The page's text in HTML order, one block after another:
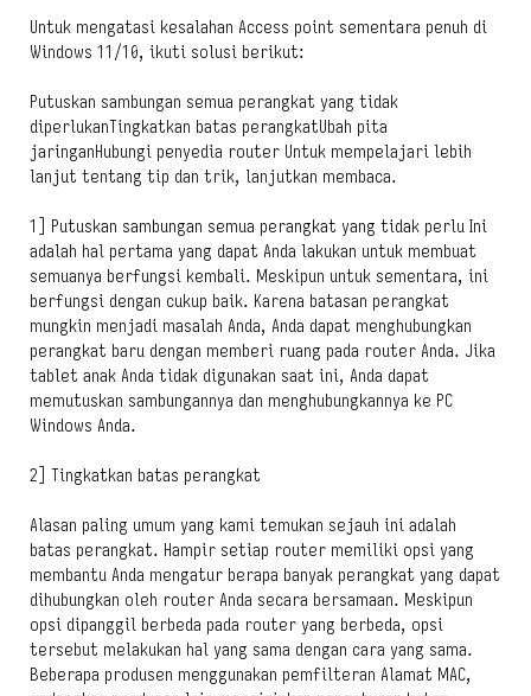
Untuk mengatasi kesalahan Access point sementara penuh di
Windows 11/10, ikuti solusi berikut:
Putuskan sambungan semua perangkat yang tidak
diperlukanTingkatkan batas perangkatUbah pita
jaringanHubungi penyedia router Untuk mempelajari lebih
lanjut tentang tip dan trik, lanjutkan membaca.
1] Putuskan sambungan semua perangkat yang tidak perlu Ini
adalah hal pertama yang dapat Anda lakukan untuk membuat
semuanya berfungsi kembali. Meskipun untuk sementara, ini
berfungsi dengan cukup baik. Karena batasan perangkat
mungkin menjadi masalah Anda, Anda dapat menghubungkan
perangkat baru dengan memberi ruang pada router Anda. Jika
tablet anak Anda tidak digunakan saat ini, Anda dapat
memutuskan sambungannya dan menghubungkannya ke PC
Windows Anda.
2] Tingkatkan batas perangkat
Alasan paling umum yang kami temukan sejauh ini adalah
batas perangkat. Hampir setiap router memiliki opsi yang
membantu Anda mengatur berapa banyak perangkat yang dapat
dihubungkan oleh router Anda secara bersamaan. Meskipun
opsi dipanggil berbeda pada router yang berbeda, opsi
tersebut melakukan hal yang sama dengan cara yang sama.
Beberapa produsen menggunakan pemfilteran Alamat MAC,